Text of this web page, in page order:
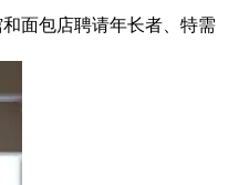
面包店聘请年长者、特需